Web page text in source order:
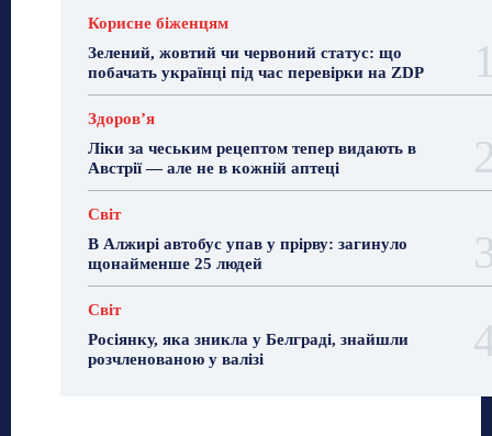
Корисне біженцям
Зелений, жовтий чи червоний статус: що
побачать українці під час перевірки на ZDP
Здоровʼя
Ліки за чеським рецептом тепер видають в
Австрії — але не в кожній аптеці
Світ
В Алжирі автобус упав у прірву: загинуло
щонайменше 25 людей
Світ
Росіянку, яка зникла у Белграді, знайшли
розчленованою у валізі